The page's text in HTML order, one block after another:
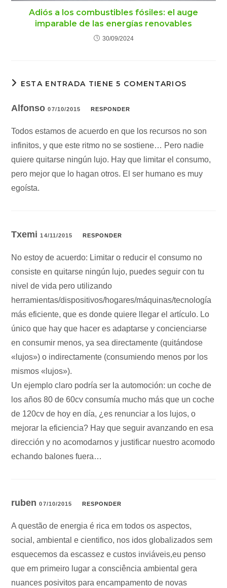
Adiós a los combustibles fósiles: el auge
imparable de las energías renovables
30/09/2024
ESTA ENTRADA TIENE 5 COMENTARIOS
Alfonso07/10/2015 RESPONDER
Todos estamos de acuerdo en que los recursos no son
infinitos, y que este ritmo no se sostiene… Pero nadie
quiere quitarse ningún lujo. Hay que limitar el consumo,
pero mejor que lo hagan otros. El ser humano es muy
egoísta.
Txemi14/11/2015 RESPONDER
No estoy de acuerdo: Limitar o reducir el consumo no
consiste en quitarse ningún lujo, puedes seguir con tu
nivel de vida pero utilizando
herramientas/dispositivos/hogares/máquinas/tecnología
más eficiente, que es donde quiere llegar el artículo. Lo
único que hay que hacer es adaptarse y concienciarse
en consumir menos, ya sea directamente (quitándose
«lujos») o indirectamente (consumiendo menos por los
mismos «lujos»).
Un ejemplo claro podría ser la automoción: un coche de
los años 80 de 60cv consumía mucho más que un coche
de 120cv de hoy en día, ¿es renunciar a los lujos, o
mejorar la eficiencia? Hay que seguir avanzando en esa
dirección y no acomodarnos y justificar nuestro acomodo
echando balones fuera…
ruben07/10/2015 RESPONDER
A questão de energia é rica em todos os aspectos,
social, ambiental e cientifico, nos idos globalizados sem
esquecemos da escassez e custos inviáveis,eu penso
que em primeiro lugar a consciência ambiental gera
nuances posivitos para encampamento de novas